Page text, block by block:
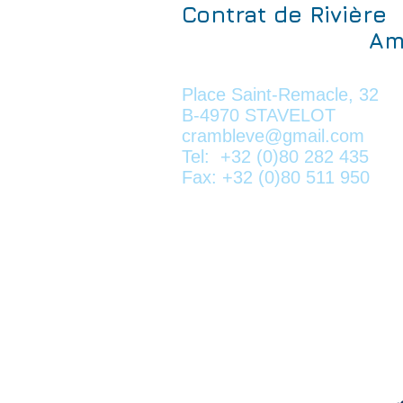
Contrat de Rivière
Place Saint-Remacle, 32
B-4970 STAVELOT
crambleve@gmail.com
Tel: +32 (0)80 282 435
Fax: +32 (0)80 511 950